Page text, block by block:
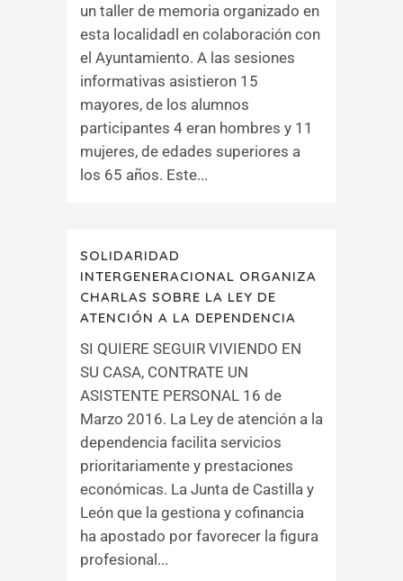
un taller de memoria organizado en
esta localidadl en colaboración con
el Ayuntamiento. A las sesiones
informativas asistieron 15
mayores, de los alumnos
participantes 4 eran hombres y 11
mujeres, de edades superiores a
los 65 años. Este...
SOLIDARIDAD
INTERGENERACIONAL ORGANIZA
CHARLAS SOBRE LA LEY DE
ATENCIÓN A LA DEPENDENCIA
SI QUIERE SEGUIR VIVIENDO EN
SU CASA, CONTRATE UN
ASISTENTE PERSONAL 16 de
Marzo 2016. La Ley de atención a la
dependencia facilita servicios
prioritariamente y prestaciones
económicas. La Junta de Castilla y
León que la gestiona y cofinancia
ha apostado por favorecer la figura
profesional...